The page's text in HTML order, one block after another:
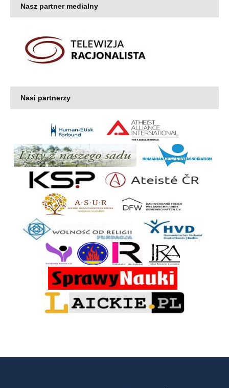
Nasz partner medialny
Nasi partnerzy